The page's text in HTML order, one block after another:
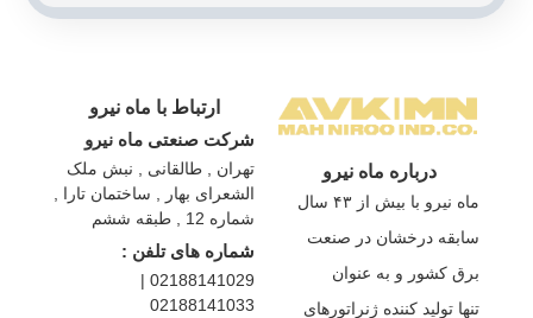
درباره ماه نیرو
ماه نیرو با بیش از ۴۳ سال
سابقه درخشان در صنعت
برق كشور و به عنوان
تنها تولید كننده ژنراتورهای
ارتباط با ماه نیرو
شرکت صنعتی ماه نیرو
تهران , طالقانی , نبش ملک
الشعرای بهار , ساختمان تارا ,
شماره 12 , طبقه ششم
شماره های تلفن :
02188141029 |
02188141033